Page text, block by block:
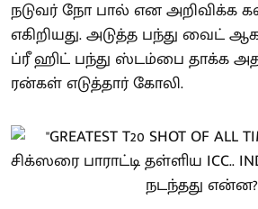
நடுவர் நோ பால் என அறிவிக்க
எகிறியது. அடுத்த பந்து வைட்
ப்ரீ ஹிட் பந்து ஸ்டம்பை தாக்க
ரன்கள் எடுத்தார் கோலி.